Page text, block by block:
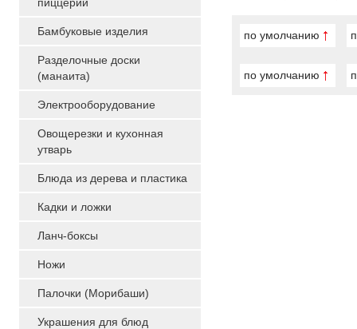
Бамбуковые изделия
Разделочные доски
(манаита)
Электрооборудование
Овощерезки и кухонная
утварь
Блюда из дерева и пластика
Кадки и ложки
Ланч-боксы
Ножи
Палочки (Морибаши)
Украшения для блюд
по умолчанию
по умолчанию